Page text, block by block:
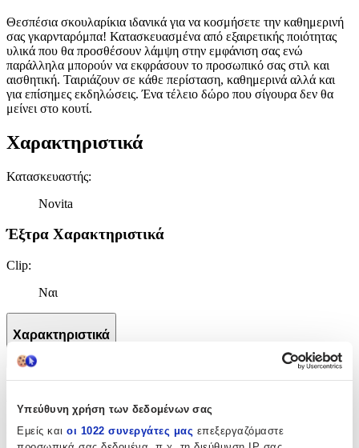
Υπεύθυνη χρήση των δεδομένων σας
Εμείς και οι 1022 συνεργάτες μας επεξεργαζόμαστε
Θεσπέσια σκουλαρίκια ιδανικά για να κοσμήσετε την καθημερινή
σας γκαρνταρόμπα! Κατασκευασμένα από εξαιρετικής ποιότητας
υλικά που θα προσθέσουν λάμψη στην εμφάνιση σας ενώ
παράλληλα μπορούν να εκφράσουν το προσωπικό σας στιλ και
αισθητική. Ταιριάζουν σε κάθε περίσταση, καθημερινά αλλά και
για επίσημες εκδηλώσεις. Ένα τέλειο δώρο που σίγουρα δεν θα
μείνει στο κουτί.
Χαρακτηριστικά
Κατασκευαστής:
Novita
Έξτρα Χαρακτηριστικά
Clip:
Ναι
Χαρακτηριστικά
Κατασκευαστής: